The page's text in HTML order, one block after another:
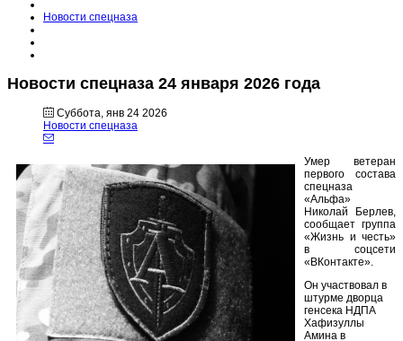
Новости спецназа
Новости спецназа 24 января 2026 года
Суббота, янв 24 2026
Новости спецназа
Умер ветеран
первого состава
спецназа
«Альфа»
Николай Берлев,
сообщает группа
«Жизнь и честь»
в соцсети
«ВКонтакте».
Он участвовал в
штурме дворца
генсека НДПА
Хафизуллы
Амина в